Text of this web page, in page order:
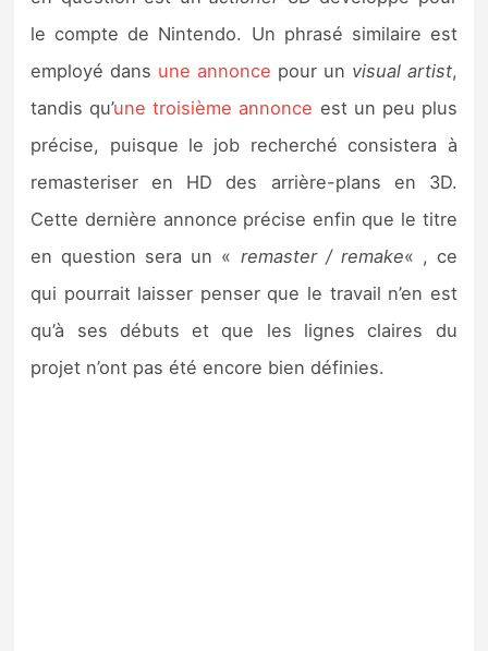
le compte de Nintendo. Un phrasé similaire est
employé dans une annonce pour un visual artist,
tandis qu’une troisième annonce est un peu plus
précise, puisque le job recherché consistera à
remasteriser en HD des arrière-plans en 3D.
Cette dernière annonce précise enfin que le titre
en question sera un « remaster / remake« , ce
qui pourrait laisser penser que le travail n’en est
qu’à ses débuts et que les lignes claires du
projet n’ont pas été encore bien définies.